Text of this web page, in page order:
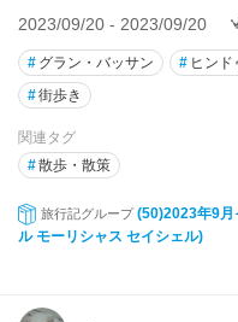
2023/09/20 - 2023/09/20
# グラン・バッサン # ヒンド
#街歩き
関連タグ
#散歩・散策
旅行記グループ (50)2023年9月
ル モーリシャス セイシェル)